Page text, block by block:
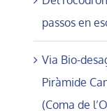
passos en
Via Bio-
Piràmide
(Coma de